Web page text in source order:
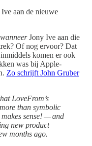
aan de nieuwe
wanneerJony Ive aan die
Of nog ervoor? Dat
komen er ook
was bij Apple-
Zo schrijft John Gruber
LoveFrom’s
than symbolic
sense! — and
new product
months ago.